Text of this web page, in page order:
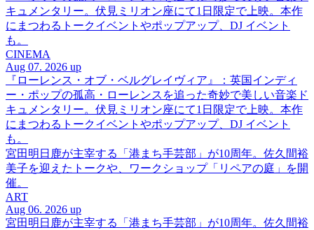
キュメンタリー。伏見ミリオン座にて1日限定で上映。本作
にまつわるトークイベントやポップアップ、DJ イベント
も。
CINEMA
Aug 07. 2026 up
『ローレンス・オブ・ベルグレイヴィア』：英国インディ
ー・ポップの孤高・ローレンスを追った奇妙で美しい音楽ド
キュメンタリー。伏見ミリオン座にて1日限定で上映。本作
にまつわるトークイベントやポップアップ、DJ イベント
も。
宮田明日鹿が主宰する「港まち手芸部」が10周年。佐久間裕
美子を迎えたトークや、ワークショップ「リペアの庭」を開
催。
ART
Aug 06. 2026 up
宮田明日鹿が主宰する「港まち手芸部」が10周年。佐久間裕